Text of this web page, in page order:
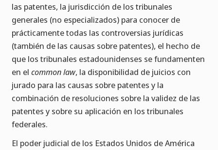
las patentes, la jurisdicción de los tribunales
generales (no especializados) para conocer de
prácticamente todas las controversias jurídicas
(también de las causas sobre patentes), el hecho de
que los tribunales estadounidenses se fundamenten
en el common law, la disponibilidad de juicios con
jurado para las causas sobre patentes y la
combinación de resoluciones sobre la validez de las
patentes y sobre su aplicación en los tribunales
federales.
El poder judicial de los Estados Unidos de América